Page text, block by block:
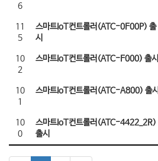
6
11
5
스마트IoT컨트롤러(ATC-0F00P) 출
시
10
2
스마트IoT컨트롤러(ATC-F000) 출시
10
1
스마트IoT컨트롤러(ATC-A800) 출시
10
0
스마트IoT컨트롤러(ATC-4422_2R)
출시